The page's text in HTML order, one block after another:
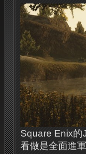
Square Enix的
看做是全面進